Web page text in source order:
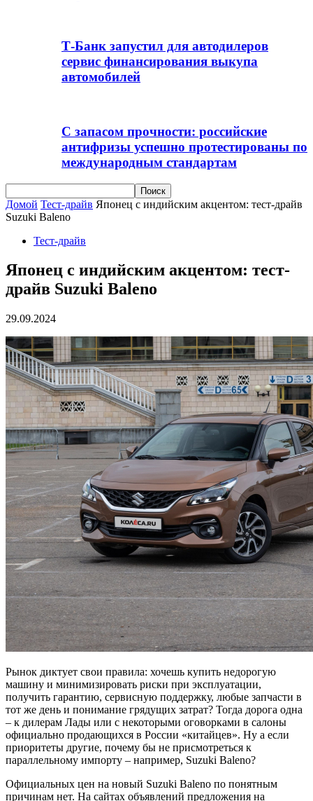
Т-Банк запустил для автодилеров
сервис финансирования выкупа
автомобилей
С запасом прочности: российские
антифризы успешно протестированы по
международным стандартам
Домой Тест-драйв Японец с индийским акцентом: тест-драйв
Suzuki Baleno
Тест-драйв
Японец с индийским акцентом: тест-
драйв Suzuki Baleno
29.09.2024
Рынок диктует свои правила: хочешь купить недорогую
машину и минимизировать риски при эксплуатации,
получить гарантию, сервисную поддержку, любые запчасти в
тот же день и понимание грядущих затрат? Тогда дорога одна
– к дилерам Лады или с некоторыми оговорками в салоны
официально продающихся в России «китайцев». Ну а если
приоритеты другие, почему бы не присмотреться к
параллельному импорту – например, Suzuki Baleno?
Официальных цен на новый Suzuki Baleno по понятным
причинам нет. На сайтах объявлений предложения на